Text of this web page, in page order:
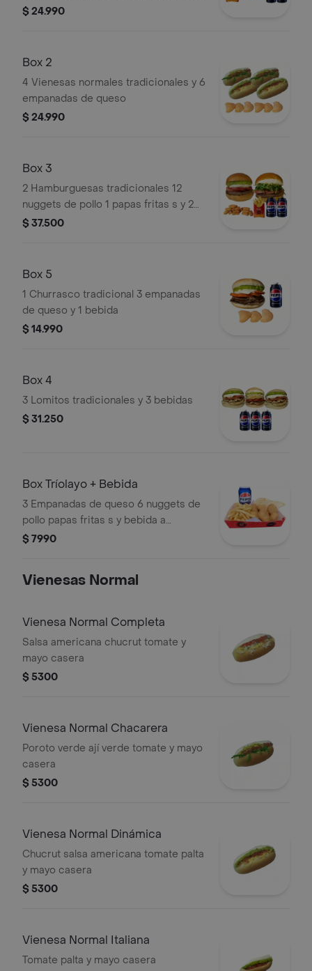
bebidas
$ 24.990
Box 2
4 Vienesas normales tradicionales y 6
empanadas de queso
$ 24.990
Box 3
2 Hamburguesas tradicionales 12
nuggets de pollo 1 papas fritas s y 2
bebidas
$ 37.500
Box 5
1 Churrasco tradicional 3 empanadas
de queso y 1 bebida
$ 14.990
Box 4
3 Lomitos tradicionales y 3 bebidas
$ 31.250
Box Tríolayo + Bebida
3 Empanadas de queso 6 nuggets de
pollo papas fritas s y bebida a
elección
$ 7990
Vienesas Normal
Vienesa Normal Completa
Salsa americana chucrut tomate y
mayo casera
$ 5300
Vienesa Normal Chacarera
Poroto verde ají verde tomate y mayo
casera
$ 5300
Vienesa Normal Dinámica
Chucrut salsa americana tomate palta
y mayo casera
$ 5300
Vienesa Normal Italiana
Tomate palta y mayo casera